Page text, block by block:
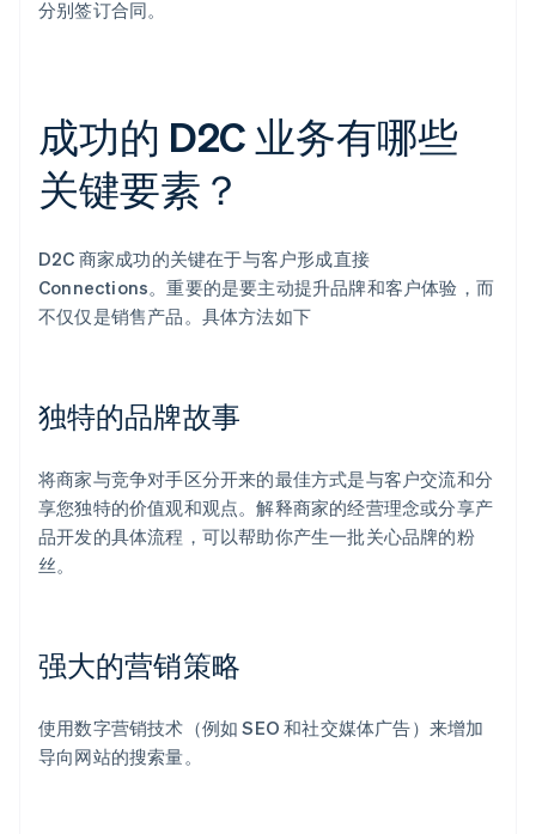
分别签订合同。
成功的 D2C 业务有哪些
关键要素？
D2C 商家成功的关键在于与客户形成直接
Connections。重要的是要主动提升品牌和客户体验，而
不仅仅是销售产品。具体方法如下
独特的品牌故事
将商家与竞争对手区分开来的最佳方式是与客户交流和分
享您独特的价值观和观点。解释商家的经营理念或分享产
品开发的具体流程，可以帮助你产生一批关心品牌的粉
丝。
强大的营销策略
使用数字营销技术（例如 SEO 和社交媒体广告）来增加
导向网站的搜索量。